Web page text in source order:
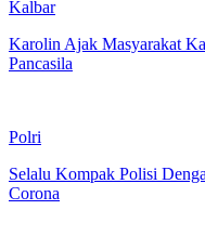
Kalbar
Karolin Ajak Masyarakat
Pancasila
Polri
Selalu Kompak Polisi
Corona